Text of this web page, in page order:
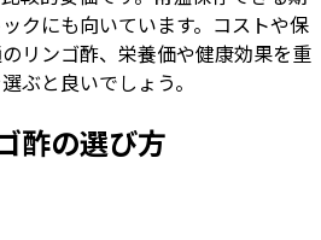
クにも向いています。コストや保
リンゴ酢、栄養価や健康効果を重
ぶと良いでしょう。
酢の選び方